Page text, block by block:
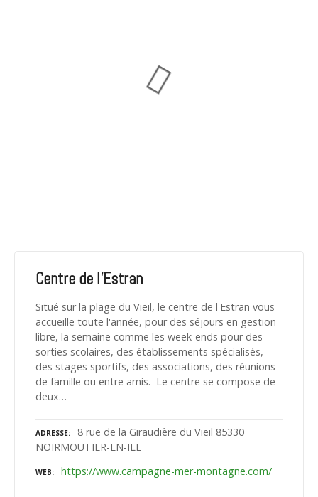
Centre de l'Estran
Situé sur la plage du Vieil, le centre de l'Estran vous
accueille toute l'année, pour des séjours en gestion
libre, la semaine comme les week-ends pour des
sorties scolaires, des établissements spécialisés,
des stages sportifs, des associations, des réunions
de famille ou entre amis. Le centre se compose de
deux…
ADRESSE
8 rue de la Giraudière du Vieil 85330
NOIRMOUTIER-EN-ILE
WEB https://www.campagne-mer-montagne.com/